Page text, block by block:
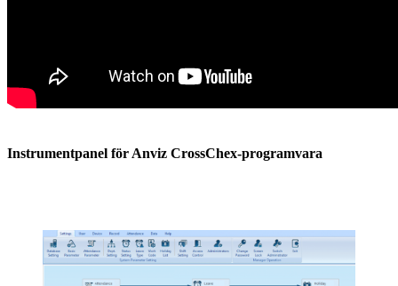
Instrumentpanel för Anviz CrossChex-programvara